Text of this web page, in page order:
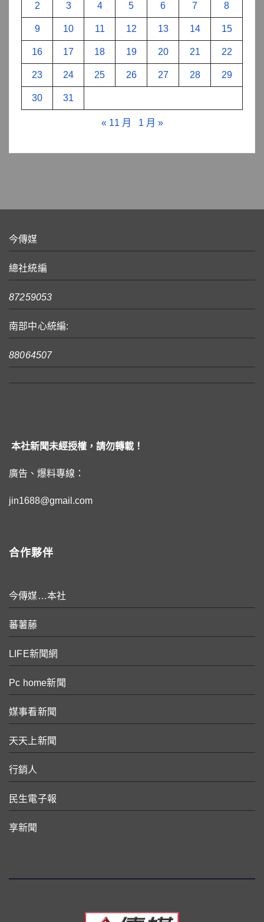
2 3 4 5 6 7 8
9 10 11 12 13 14 15
16 17 18 19 20 21 22
23 24 25 26 27 28 29
30 31
« 11 月 1 月 »
今傳媒
總社統編
87259053
南部中心統編:
88064507
本社新聞未經授權，請勿轉載！
廣告、爆料專線：
jin1688@gmail.com
合作夥伴
今傳媒…本社
蕃薯藤
LIFE新聞網
Pc home新聞
媒事看新聞
天天上新聞
行銷人
民生電子報
享新聞